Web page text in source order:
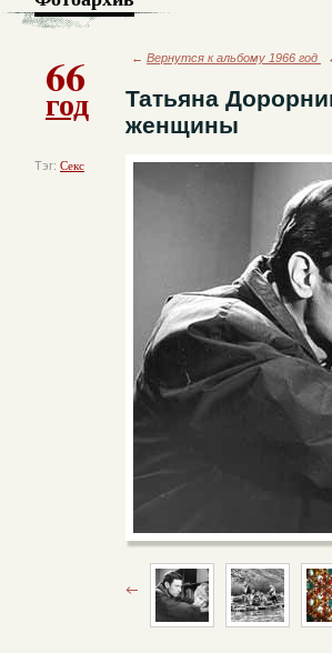
66
год
Тэг: Секс
← Вернутся к альбому 1966 год
Татьяна
женщины